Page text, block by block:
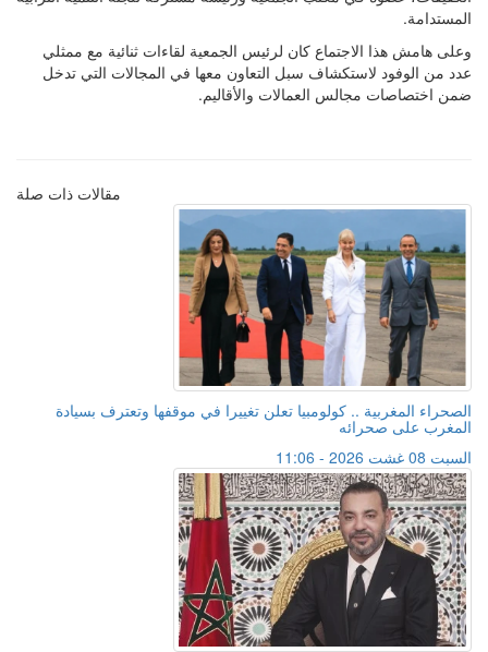
المستدامة.
وعلى هامش هذا الاجتماع كان لرئيس الجمعية لقاءات ثنائية مع ممثلي
عدد من الوفود لاستكشاف سبل التعاون معها في المجالات التي تدخل
ضمن اختصاصات مجالس العمالات والأقاليم.
مقالات ذات صلة
الصحراء المغربية .. كولومبيا تعلن تغييرا في موقفها وتعترف بسيادة
المغرب على صحرائه
السبت 08 غشت 2026 - 11:06